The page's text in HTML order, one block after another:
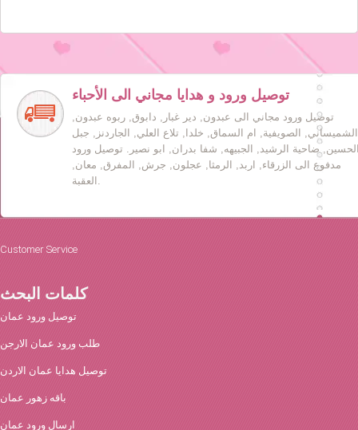
توصيل ورود و هدايا مجاني الى الأحباء
توصيل ورود مجاني الى عبدون, دير غبار, دابوق, ربوه عبدون,
الشميساني, الصويفية, ام السماق, خلدا, تلاع العلي, الجاردنز, جبل
ضاحية الرشيد, الجبيهه, شفا بدران, ابو نصير. توصيل ورود
مدفوع الى الزرقاء, اربد, الرمثا, عجلون, جرش, المفرق, معان,
Customer Service
كلمات البحث
توصيل ورود عمان
طلب ورود عمان الارجن
توصيل هدايا عمان الاردن
باقه زهور عمان
ارسال ورود عمان